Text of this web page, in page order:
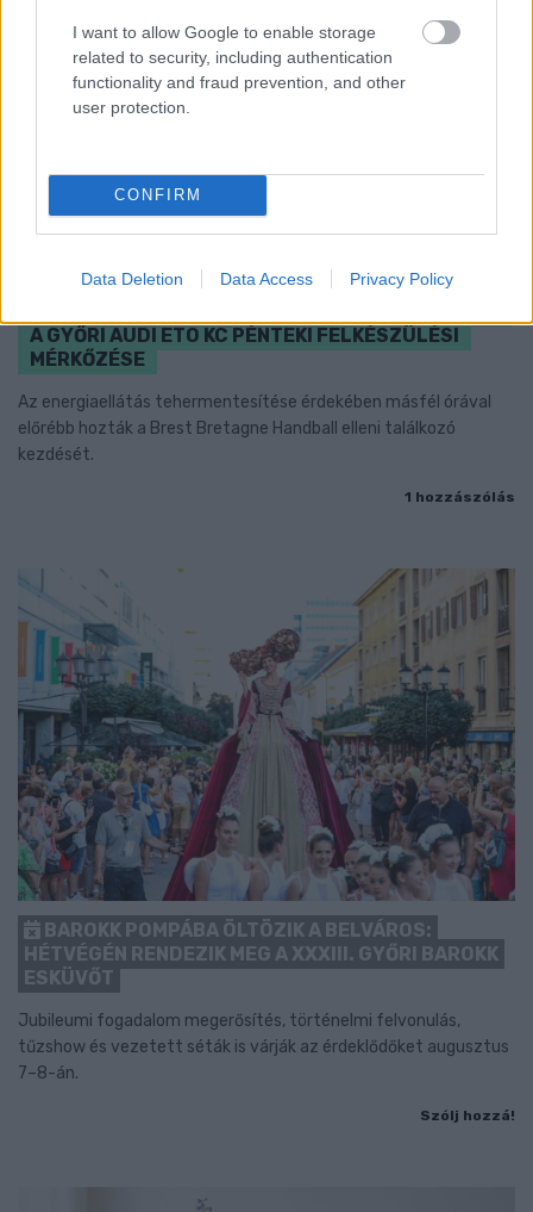
I want to allow Google to enable storage
related to security, including authentication
functionality and fraud prevention, and other
user protection.
CONFIRM
Data Deletion Data Access Privacy Policy
A GYŐRI AUDI ETO KC PÉNTEKI FELKÉSZÜLÉSI
MÉRKŐZÉSE
Az energiaellátás tehermentesítése érdekében másfél órával
előrébb hozták a Brest Bretagne Handball elleni találkozó
kezdését.
1 hozzászólás
BAROKK POMPÁBA ÖLTÖZIK A BELVÁROS:
HÉTVÉGÉN RENDEZIK MEG A XXXIII. GYŐRI BAROKK
ESKÜVŐT
Jubileumi fogadalom megerősítés, történelmi felvonulás,
tűzshow és vezetett séták is várják az érdeklődőket augusztus
7–8-án.
Szólj hozzá!